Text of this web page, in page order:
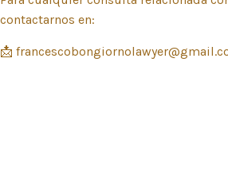
contactarnos en:
📩